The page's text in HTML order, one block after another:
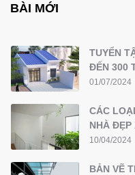
BÀI MỚI
TUYỂN
ĐẾN 300
01/07/2024
CÁC
NHÀ ĐẸP
10/04/2024
BẢN VẼ